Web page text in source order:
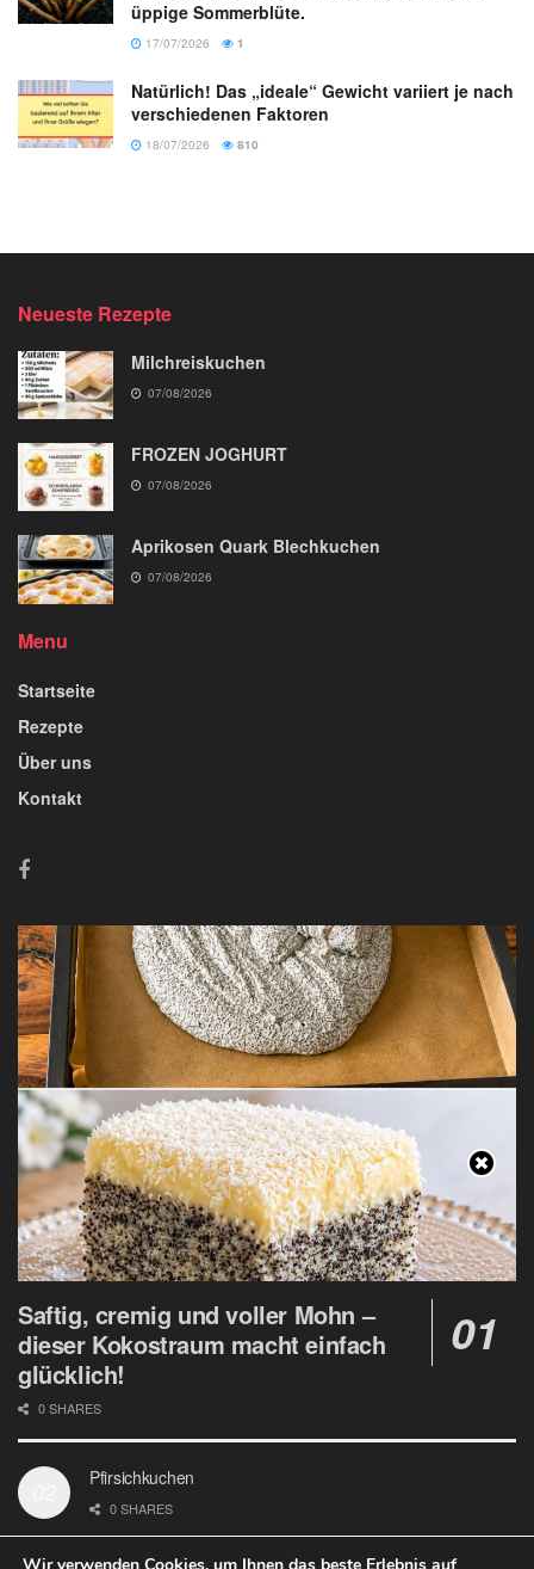
üppige Sommerblüte.
17/07/2026 1
Natürlich! Das „ideale“ Gewicht variiert je nach
verschiedenen Faktoren
18/07/2026 810
Neueste Rezepte
Milchreiskuchen
07/08/2026
FROZEN JOGHURT
07/08/2026
Aprikosen Quark Blechkuchen
07/08/2026
Menu
Startseite
Rezepte
Über uns
Kontakt
Saftig, cremig und voller Mohn –
dieser Kokostraum macht einfach
glücklich!
0 SHARES
Pfirsichkuchen
0 SHARES